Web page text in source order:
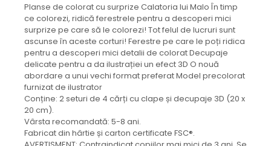
Planse de colorat cu surprize Calatoria lui Malo În timp
ce colorezi, ridică ferestrele pentru a descoperi mici
surprize pe care să le colorezi! Tot felul de lucruri sunt
ascunse în aceste corturi! Ferestre pe care le poți ridica
pentru a descoperi mici detalii de colorat Decupaje
delicate pentru a da ilustrației un efect 3D O nouă
abordare a unui vechi format preferat Model precolorat
furnizat de ilustrator
Conține: 2 seturi de 4 cărți cu clape și decupaje 3D (20 x
20 cm).
Vârsta recomandată: 5-8 ani.
Fabricat din hârtie și carton certificate FSC®.